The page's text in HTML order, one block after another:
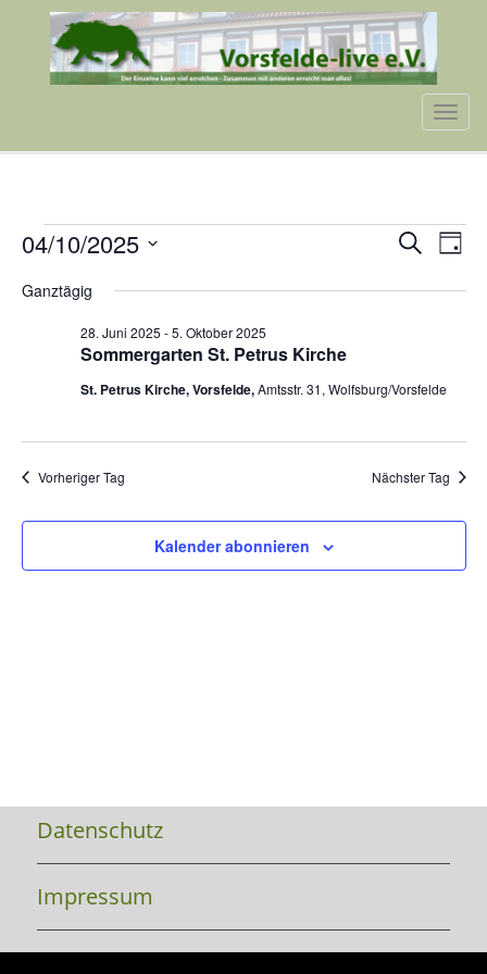
VERANSTALTUNGEN
FÜR
OKTOBER
SucheTag
04/10/2025
wählen.
Ganztägig
Sommergarten St. Petrus Kirche
28. Juni 2025 -5. Oktober 2025
St. Petrus Kirche, Vorsfelde,Amtsstr. 31, Wolfsburg/Vorsfelde
Vorheriger Tag Nächster Tag
Kalender abonnieren
Datenschutz
Impressum